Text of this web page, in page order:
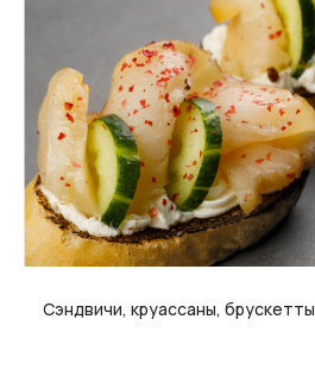
Сэндвичи, круассаны, брускетты